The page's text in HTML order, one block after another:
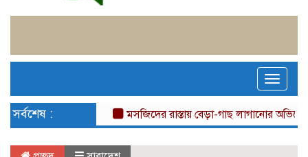
Toggle
সর্বশেষ : মসজিদের রাস্তায় বেড়া-গাছ লাগানোর অভিযোগ,